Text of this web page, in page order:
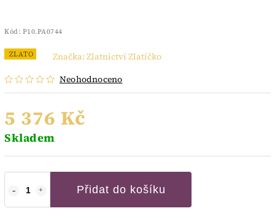
Kód: P10.PA0744
ZLATO
Neohodnoceno
Značka: Zlatnictví Zlatíčko
5 376 Kč
Skladem
Přidat do košíku